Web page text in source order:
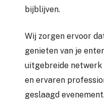
bijblijven.
Wij zorgen ervoor
genieten van je
uitgebreide
en ervaren
geslaagd